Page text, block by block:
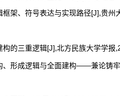
架、符号表达与实现路径[J],贵州
的三重逻辑[J],北方民族大学学报
、形成逻辑与全面建构——兼论铸